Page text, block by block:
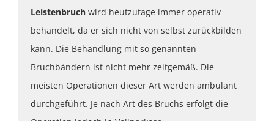
Leistenbruch wird heutzutage immer operativ
behandelt, da er sich nicht von selbst zurückbilden
kann. Die Behandlung mit so genannten
Bruchbändern ist nicht mehr zeitgemäß. Die
meisten Operationen dieser Art werden ambulant
durchgeführt. Je nach Art des Bruchs erfolgt die